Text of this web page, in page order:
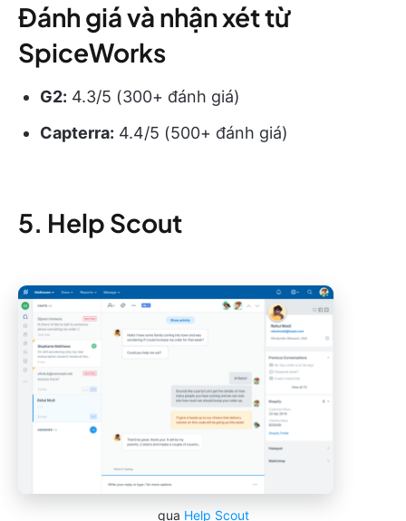
Đánh giá và nhận xét từ
SpiceWorks
G2: 4.3/5 (300+ đánh giá)
Capterra: 4.4/5 (500+ đánh giá)
5. Help Scout
qua Help Scout